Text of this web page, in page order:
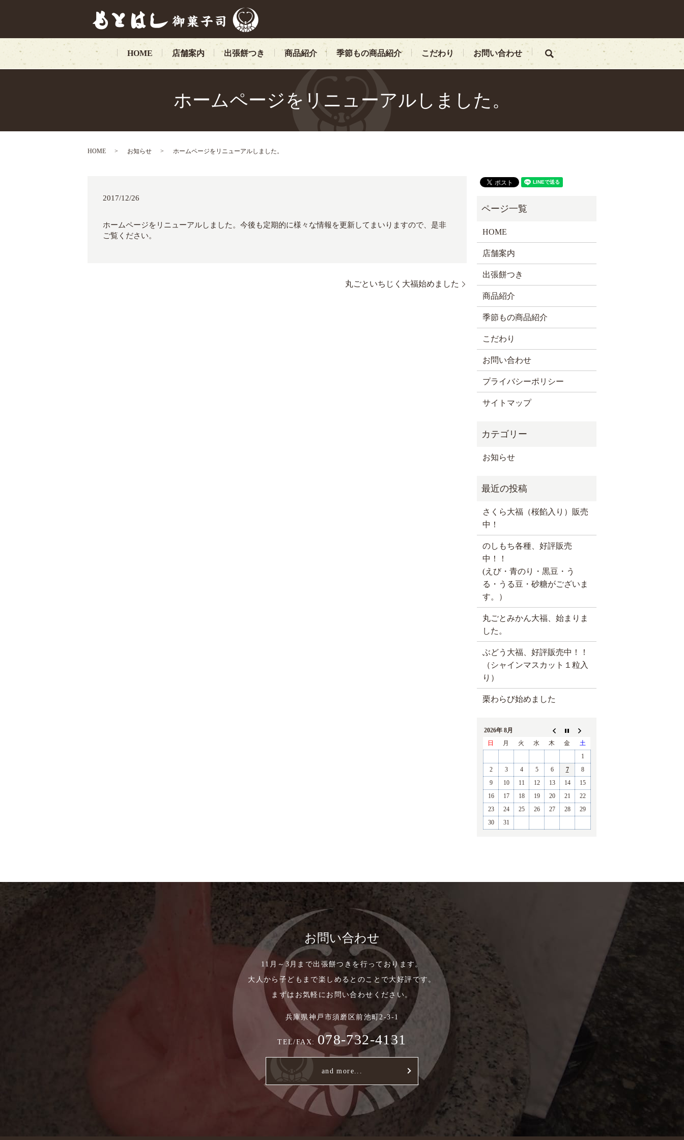
HOME 店舗案内 出張餅つき 商品紹介 季節もの商品紹介 こだわり お問い合わせ
ホームページをリニューアルしました。
HOME お知らせ ホームページをリニューアルしました。
2017/12/26
ホームページをリニューアルしました。今後も定期的に様々な情報を更新してまいりますので、是非
ご覧ください。
丸ごといちじく大福始めました
HOME
店舗案内
出張餅つき
商品紹介
季節もの商品紹介
こだわり
お問い合わせ
プライバシーポリシー
サイトマップ
お知らせ
さくら大福（桜餡入り）販売
中！
のしもち各種、好評販売
中！！
(えび・青のり・黒豆・う
る・うる豆・砂糖がございま
す。）
丸ごとみかん大福、始まりま
した。
ぶどう大福、好評販売中！！
（シャインマスカット１粒入
り）
栗わらび始めました
2026年 8月
日
月 火 水 木 金
土
1
2
3 4 5 6 7
8
9
10 11 12 13 14
15
16
17 18 19 20 21
22
23
24 25 26 27 28
29
30
31
お問い合わせ
11月～3月まで出張餅つきを行っております。
大人から子どもまで楽しめるとのことで大好評です。
まずはお気軽にお問い合わせください。
兵庫県神戸市須磨区前池町2-3-1
TEL/FAX: 078-732-4131
and more...